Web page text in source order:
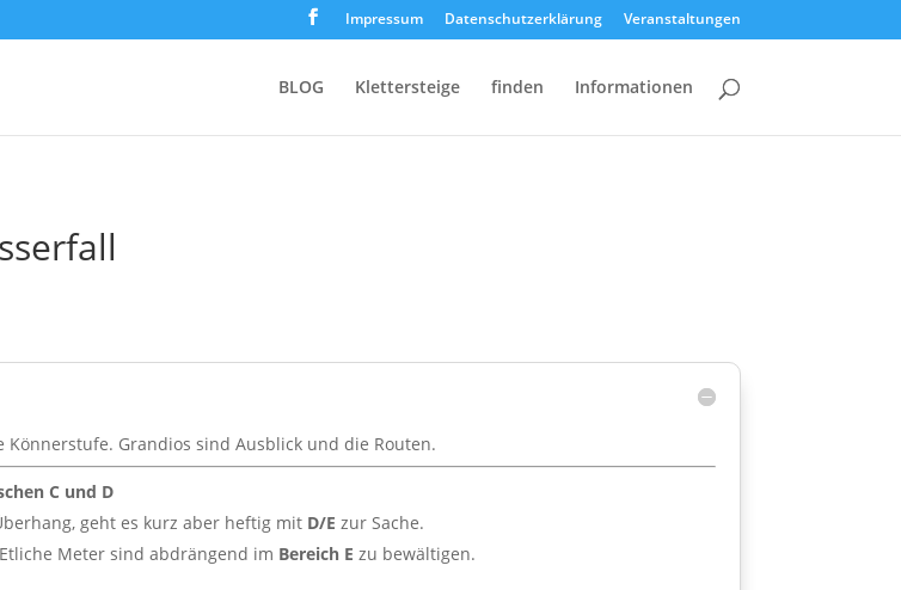
Impressum Datenschutzerklärung Veranstaltungen
BLOG Klettersteige finden Informationen
Grandios sind Ausblick und die Routen.
C und D
geht es kurz aber heftig mit D/Ezur Sache.
Meter sind abdrängend im Bereich E zu bewältigen.